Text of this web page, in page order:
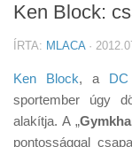
Cikkek
Firmware
Tudástár
Ken Block:
ÍRTA: MLACA·
Ken Block, a
sportember úgy
alakítja. A „
pontossággal